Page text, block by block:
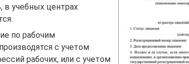
в учебных центрах
по рабочим
с учетом
рабочих, или с учетом